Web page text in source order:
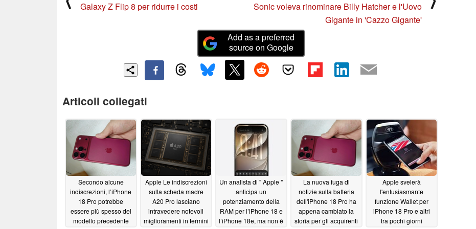
Galaxy Z Flip 8 per ridurre i costi
Sonic voleva rinominare Billy Hatcher e l'Uovo
Gigante in 'Cazzo Gigante'
Add as a preferred
source on Google
Articoli collegati
Secondo alcune
indiscrezioni, l’iPhone
18 Pro potrebbe
essere più spesso del
modello precedente
Apple Le indiscrezioni
sulla scheda madre
A20 Pro lasciano
intravedere notevoli
miglioramenti in termini
Un analista di " Apple "
anticipa un
potenziamento della
RAM per l’iPhone 18 e
l’iPhone 18e, ma non è
La nuova fuga di
notizie sulla batteria
dell'iPhone 18 Pro ha
appena cambiato la
storia per gli acquirenti
Apple svelerà
l'entusiasmante
funzione Wallet per
iPhone 18 Pro e altri
tra pochi giorni